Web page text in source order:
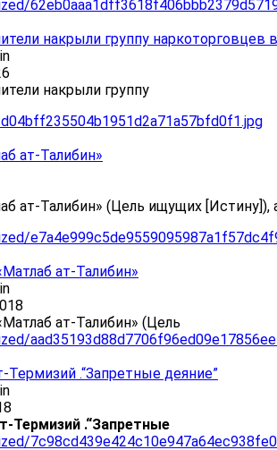
накрыли группу
накрыли группу
ат-Талибин»
ат-Талибин» (Цель ищущих
ат-Талибин»
ат-Талибин» (Цель
Термизий .“Запретные деяние”
Термизий .“Запретные